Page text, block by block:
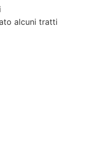
alcuni tratti